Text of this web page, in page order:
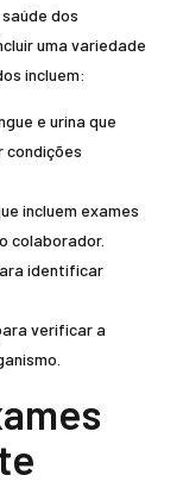
dos
uma variedade
incluem:
e urina que
condições
incluem exames
colaborador.
identificar
verificar a